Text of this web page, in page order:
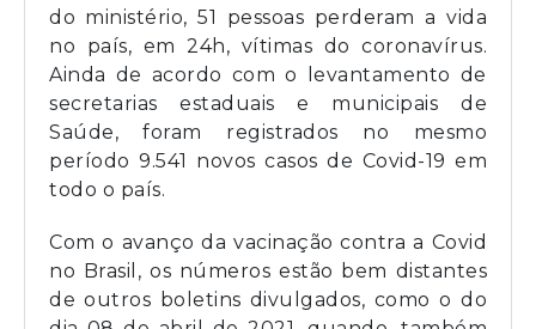
do ministério, 51 pessoas perderam a vida
no país, em 24h, vítimas do coronavírus.
Ainda de acordo com o levantamento de
secretarias estaduais e municipais de
Saúde, foram registrados no mesmo
período 9.541 novos casos de Covid-19 em
todo o país.
Com o avanço da vacinação contra a Covid
no Brasil, os números estão bem distantes
de outros boletins divulgados, como o do